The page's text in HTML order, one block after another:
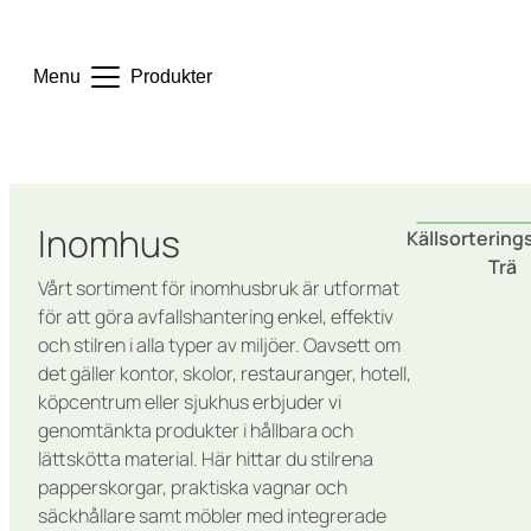
Menu Produkter
Inomhus
Vårt sortiment för inomhusbruk är utformat
för att göra avfallshantering enkel, effektiv
och stilren i alla typer av miljöer. Oavsett om
det gäller kontor, skolor, restauranger, hotell,
köpcentrum eller sjukhus erbjuder vi
genomtänkta produkter i hållbara och
lättskötta material. Här hittar du stilrena
papperskorgar, praktiska vagnar och
säckhållare samt möbler med integrerade
Trä